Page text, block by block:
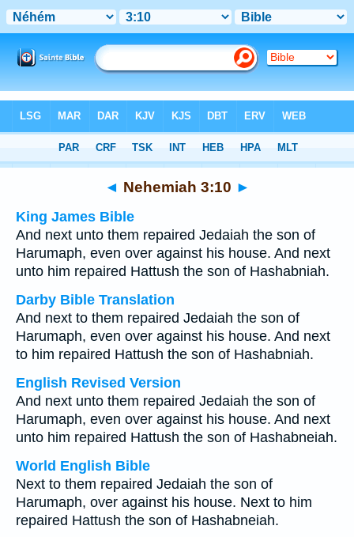
> Nehemiah 3:10
◄ Nehemiah 3:10 ►
King James Bible
And next unto them repaired Jedaiah the son of
Harumaph, even over against his house. And next
unto him repaired Hattush the son of Hashabniah.
Darby Bible Translation
And next to them repaired Jedaiah the son of
Harumaph, even over against his house. And next
to him repaired Hattush the son of Hashabniah.
English Revised Version
And next unto them repaired Jedaiah the son of
Harumaph, even over against his house. And next
unto him repaired Hattush the son of Hashabneiah.
World English Bible
Next to them repaired Jedaiah the son of
Harumaph, over against his house. Next to him
repaired Hattush the son of Hashabneiah.